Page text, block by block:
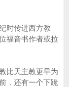
时传进西方教
福音书作者或拉
比天主教更早为
，还有一个下跪